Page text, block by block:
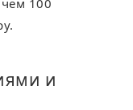
100
и